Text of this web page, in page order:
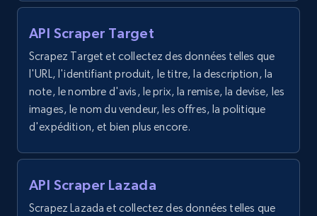
1.2K+ 208+
Best Buy products
URL, Product id, Title, Images, Final price,
Currency, Discount, Initial price, and more.
API Scraper Target
Scrapez Target et collectez des données telles que
l'URL, l'identifiant produit, le titre, la description, la
note, le nombre d'avis, le prix, la remise, la devise, les
images, le nom du vendeur, les offres, la politique
d'expédition, et bien plus encore.
API Scraper Lazada
Scrapez Lazada et collectez des données telles que